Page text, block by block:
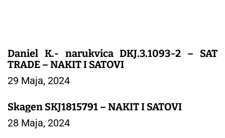
Daniel K.- narukvica DKJ.3.1093-2 – SAT
TRADE – NAKIT I SATOVI
29 Maja, 2024
Skagen SKJ1815791 – NAKIT I SATOVI
28 Maja, 2024